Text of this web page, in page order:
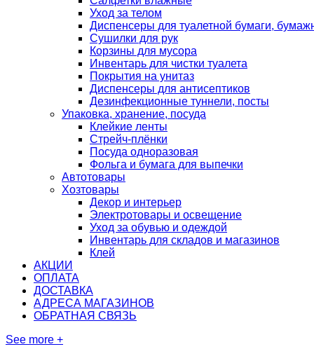
Уход за телом
Диспенсеры для туалетной бумаги,
Сушилки для рук
Корзины для мусора
Инвентарь для чистки туалета
Покрытия на унитаз
Диспенсеры для антисептиков
Дезинфекционные туннели, посты
Упаковка, хранение, посуда
Клейкие ленты
Стрейч-плёнки
Посуда одноразовая
Фольга и бумага для выпечки
Автотовары
Хозтовары
Декор и интерьер
Электротовары и освещение
Уход за обувью и одеждой
Инвентарь для складов и магазинов
Клей
АКЦИИ
ОПЛАТА
ДОСТАВКА
АДРЕСА МАГАЗИНОВ
ОБРАТНАЯ СВЯЗЬ
See more +